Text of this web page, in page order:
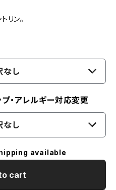
リン。
なし
プ・アレルギー対応変更
なし
available
cart